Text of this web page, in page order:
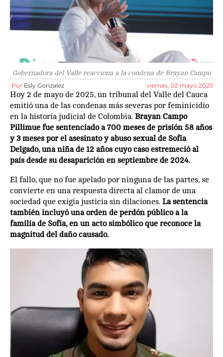
Gobernadora del Valle reacciona a la condena de Brayan Campo
Por Esly Gonzalez viernes, 02 mayo 2025
Hoy 2 de mayo de 2025, un tribunal del Valle del Cauca
emitió una de las condenas más severas por feminicidio
en la historia judicial de Colombia. Brayan Campo
Pillimue fue sentenciado a 700 meses de prisión 58 años
y 3 meses por el asesinato y abuso sexual de Sofía
Delgado, una niña de 12 años cuyo caso estremeció al
país desde su desaparición en septiembre de 2024.
El fallo, que no fue apelado por ninguna de las partes, se
convierte en una respuesta directa al clamor de una
sociedad que exigía justicia sin dilaciones. La sentencia
también incluyó una orden de perdón público a la
familia de Sofía, en un acto simbólico que reconoce la
magnitud del daño causado.